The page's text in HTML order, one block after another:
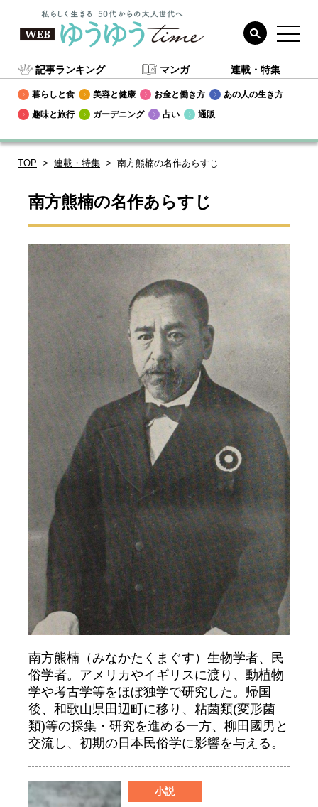
記事ランキング マンガ 連載・特集
暮らしと食 美容と健康 お金と働き方
あの人の生き方
趣味と旅行
ガーデニング 占い 通販
TOP 連載・特集 南方熊楠の名作あらすじ
南方熊楠の名作あらすじ
南方熊楠（みなかたくまぐす）生物学者、民
俗学者。アメリカやイギリスに渡り、動植物
学や考古学等をほぼ独学で研究した。帰国
後、和歌山県田辺町に移り、粘菌類(変形菌
類)等の採集・研究を進める一方、柳田國男と
交流し、初期の日本民俗学に影響を与える。
小説